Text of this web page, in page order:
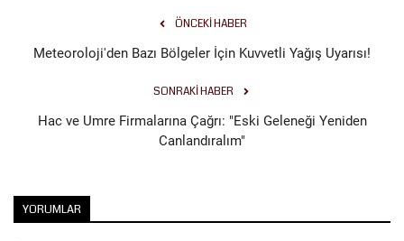
ÖNCEKI HABER
Meteoroloji'den Bazı Bölgeler İçin Kuvvetli Yağış Uyarısı!
SONRAKI HABER
Hac ve Umre Firmalarına Çağrı: "Eski Geleneği Yeniden
Canlandıralım"
YORUMLAR